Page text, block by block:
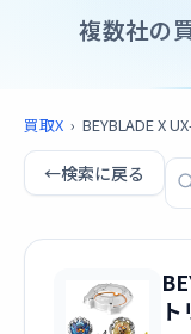
複数社の
買取X › BEYBLADE X
←検索に戻る